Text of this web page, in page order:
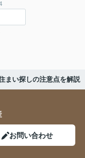
まい探しの注意点を解説
お問い合わせ